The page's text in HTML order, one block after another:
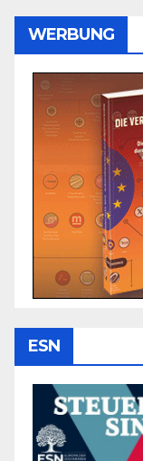
WERBUNG
ESN